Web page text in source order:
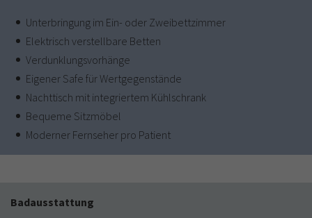
Unterbringung im Ein- oder Zweibettzimmer
Elektrisch verstellbare Betten
Verdunklungsvorhänge
Eigener Safe für Wertgegenstände
Nachttisch mit integriertem Kühlschrank
Bequeme Sitzmöbel
Moderner Fernseher pro Patient
Badausstattung